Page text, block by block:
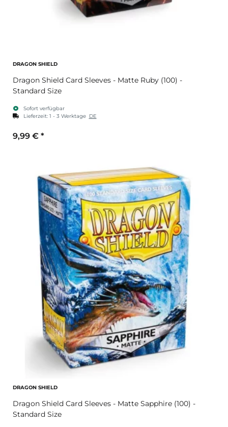
DRAGON SHIELD
Dragon Shield Card Sleeves - Matte Ruby (100) -
Standard Size
Sofort verfügbar
Lieferzeit: 1 - 3 Werktage DE
9,99 € *
DRAGON SHIELD
Dragon Shield Card Sleeves - Matte Sapphire (100) -
Standard Size